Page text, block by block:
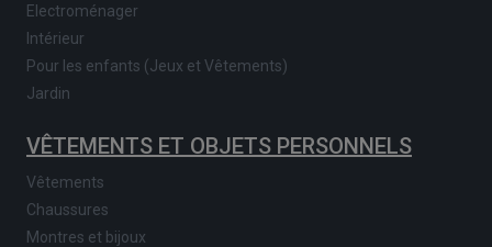
Electroménager
Intérieur
Pour les enfants (Jeux et Vêtements)
Jardin
VÊTEMENTS ET OBJETS PERSONNELS
Vêtements
Chaussures
Montres et bijoux